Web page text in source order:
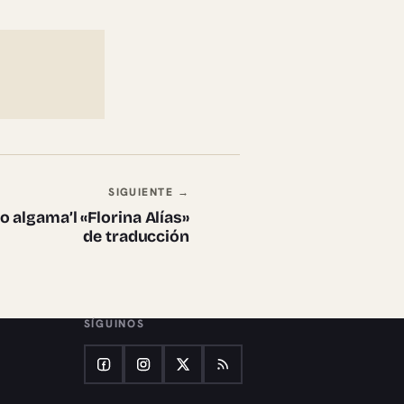
SIGUIENTE →
algama’l «Florina Alías»
de traducción
SÍGUINOS